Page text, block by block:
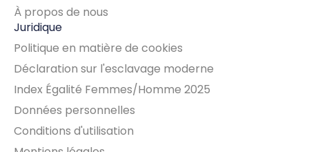
À propos de nous
Juridique
Politique en matière de cookies
Déclaration sur l'esclavage moderne
Index Égalité Femmes/Homme 2025
Données personnelles
Conditions d'utilisation